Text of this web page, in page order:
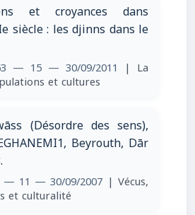
et croyances dans
siècle : les djinns dans le
— 15 — 30/09/2011 | La
et cultures
(Désordre des sens),
Beyrouth, Dār
— 11 — 30/09/2007 | Vécus,
et culturalité